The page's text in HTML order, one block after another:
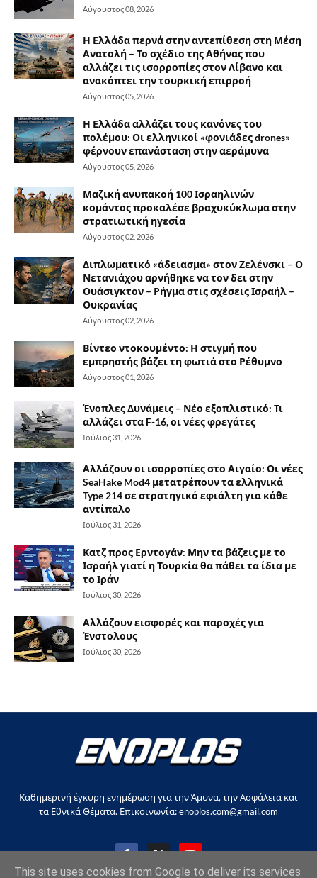
Αύγουστος 08, 2026
Η Ελλάδα περνά στην αντεπίθεση στη Μέση
Ανατολή – Το σχέδιο της Αθήνας που
αλλάζει τις ισορροπίες στον Λίβανο και
ανακόπτει την τουρκική επιρροή
Αύγουστος 05, 2026
Η Ελλάδα αλλάζει τους κανόνες του
πολέμου: Οι ελληνικοί «φονιάδες drones»
φέρνουν επανάσταση στην αεράμυνα
Αύγουστος 05, 2026
Μαζική ανυπακοή 100 Ισραηλινών
κομάντος προκαλέσε βραχυκύκλωμα στην
στρατιωτική ηγεσία
Αύγουστος 02, 2026
Διπλωματικό «άδειασμα» στον Ζελένσκι – Ο
Νετανιάχου αρνήθηκε να τον δει στην
Ουάσιγκτον – Ρήγμα στις σχέσεις Ισραήλ –
Ουκρανίας
Αύγουστος 02, 2026
Βίντεο ντοκουμέντο: Η στιγμή που
εμπρηστής βάζει τη φωτιά στο Ρέθυμνο
Αύγουστος 01, 2026
Ένοπλες Δυνάμεις – Νέο εξοπλιστικό: Τι
αλλάζει στα F-16, οι νέες φρεγάτες
Ιούλιος 31, 2026
Αλλάζουν οι ισορροπίες στο Αιγαίο: Οι νέες
SeaHake Mod4 μετατρέπουν τα ελληνικά
Type 214 σε στρατηγικό εφιάλτη για κάθε
αντίπαλο
Ιούλιος 31, 2026
Κατζ προς Ερντογάν: Μην τα βάζεις με το
Ισραήλ γιατί η Τουρκία θα πάθει τα ίδια με
το Ιράν
Ιούλιος 30, 2026
Αλλάζουν εισφορές και παροχές για
Ένστολους
Ιούλιος 30, 2026
Καθημερινή έγκυρη ενημέρωση για την Άμυνα, την Ασφάλεια και
τα Εθνικά Θέματα. Επικοινωνία: enoplos.com@gmail.com
This site uses cookies from Google to deliver its services